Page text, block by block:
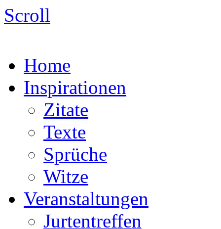
Scroll
Home
Inspirationen
Zitate
Texte
Sprüche
Witze
Veranstaltungen
Jurtentreffen